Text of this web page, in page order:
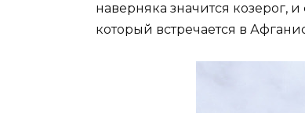
наверняка значится
который встречается в